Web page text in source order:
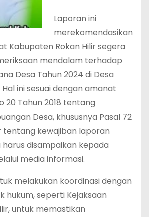
Laporan ini
merekomendasikan
Kabupaten Rokan Hilir segera
mendalam terhadap
Desa Tahun 2024 di Desa
Hal ini sesuai dengan amanat
20 Tahun 2018 tentang
Desa, khususnya Pasal 72
tentang kewajiban laporan
harus disampaikan kepada
media informasi.
melakukan koordinasi dengan
hukum, seperti Kejaksaan
untuk memastikan